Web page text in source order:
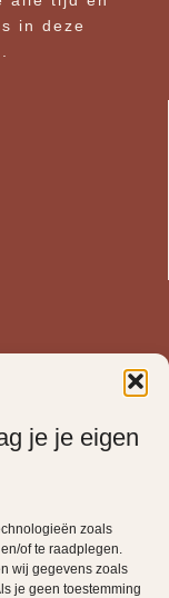
je je eigen
zoals
of te raadplegen.
wij gegevens zoals
je geen toestemming
in deze